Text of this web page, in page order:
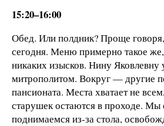
15:20–16:00
Обед. Или полдник? Проще говоря,
сегодня. Меню примерно такое
никаких изысков. Нину
митрополитом. Вокруг — другие
пансионата. Места хватает не
старушек остаются в проходе.
поднимаемся из-за стола,